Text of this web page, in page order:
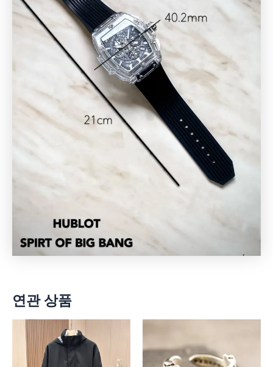
연관 상품